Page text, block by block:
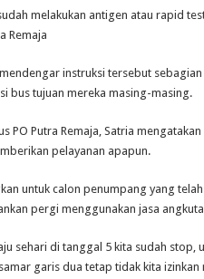
melakukan antigen atau rapid
Remaja
instruksi tersebut
bus tujuan mereka masing-masing.
PO Putra Remaja, Satria
pelayanan apapun.
untuk calon penumpang yang
pergi menggunakan jasa
sehari di tanggal 5 kita sudah
garis dua tetap tidak kita izinkan